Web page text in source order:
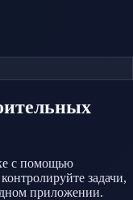
с помощью
задачи,
приложении.